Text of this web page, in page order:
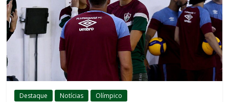
Destaque Notícias Olímpico